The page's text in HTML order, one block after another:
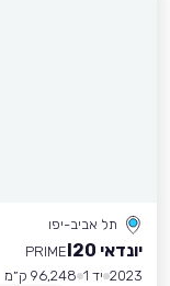
תל אביב-יפו
יונדאי I20
PRIME
2023 יד 1
96,248 ק״מ